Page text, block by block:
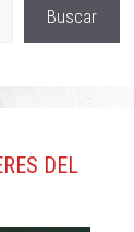
Buscar
DEL